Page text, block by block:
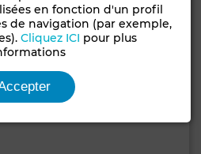
en fonction d'un profil
de navigation (par exemple,
Cliquez ICI pour plus